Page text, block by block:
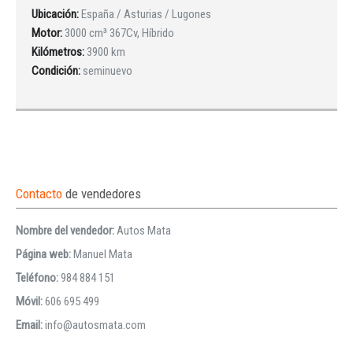
Ubicación:España / Asturias / Lugones
Motor: 3000 cm³ 367Cv, Híbrido
Kilómetros: 3900 km
Condición: seminuevo
Contacto de vendedores
Nombre del vendedor:Autos Mata
Página web:Manuel Mata
Teléfono:984 884 151
Móvil:606 695 499
Email:info@autosmata.com